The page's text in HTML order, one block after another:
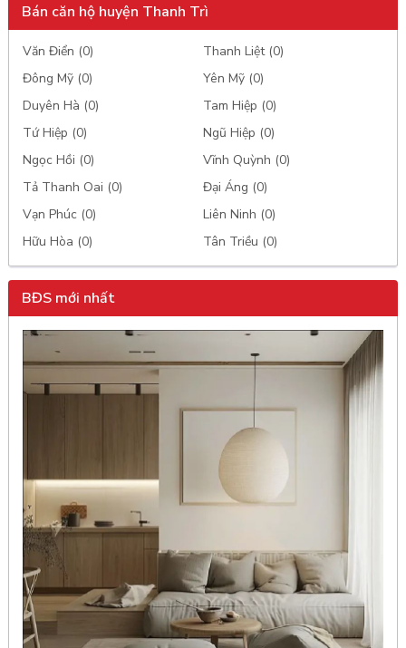
Bán căn hộ huyện Thanh Trì
Văn Điển (0)
Thanh Liệt (0)
Đông Mỹ (0)
Yên Mỹ (0)
Duyên Hà (0)
Tam Hiệp (0)
Tứ Hiệp (0)
Ngũ Hiệp (0)
Ngọc Hồi (0)
Vĩnh Quỳnh (0)
Tả Thanh Oai (0)
Đại Áng (0)
Vạn Phúc (0)
Liên Ninh (0)
Hữu Hòa (0)
Tân Triều (0)
BĐS mới nhất